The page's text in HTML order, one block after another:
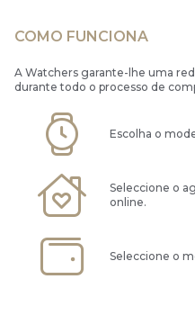
COMO FUNCIONA
A Watchers garante-lhe uma
durante todo o processo de
Escolha o
Seleccione o
online.
Seleccione o